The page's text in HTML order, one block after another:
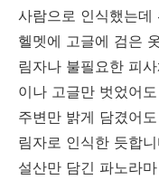
사람으로 인식했는데
헬멧에 고글에 검은
림자나 불필요한 피
이나 고글만 벗었어
주변만 밝게 담겼어
림자로 인식한 듯합
설산만 담긴 파노라